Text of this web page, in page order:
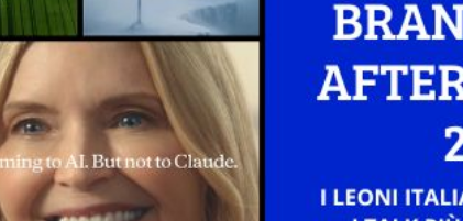
PUNTI VENDITA
CSR
STRATEGIE